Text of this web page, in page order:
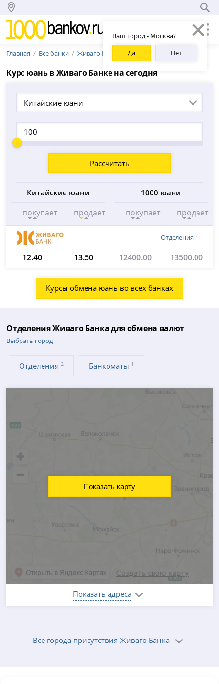
Ваш город - Москва?
Да
Нет
Главная Все банки Живаго Банк
Курс юань в Живаго Банке на сегодня
Китайские юани
Рассчитать
Китайские юани
покупает продает
1000 юани
покупает продает
Отделения 2
12.40 13.50 12400.00 13500.00
Курсы обмена юань во всех банках
Отделения Живаго Банка для обмена валют
Выбрать город
Отделения2 Банкоматы 1
Показать адреса
Показать карту
Все города присутствия Живаго Банка